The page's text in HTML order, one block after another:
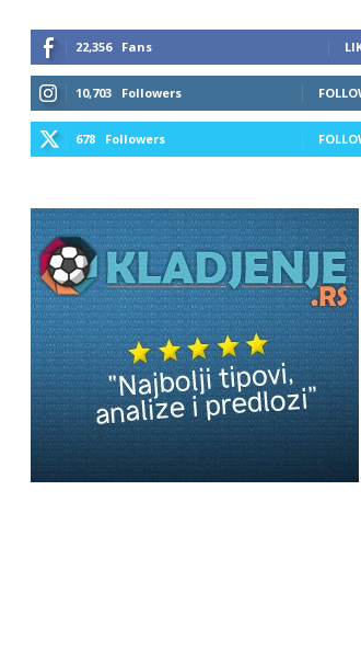
22,356 Fans
10,703 Followers
678 Followers